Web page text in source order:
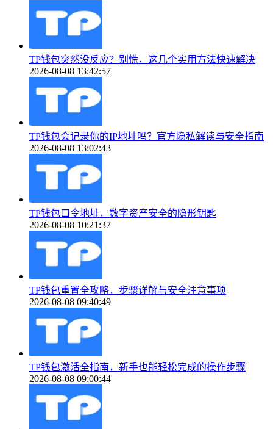
TP钱包突然没反应？别慌，这几个实用方法快速解决
2026-08-08 13:42:57
TP钱包会记录你的IP地址吗？官方隐私解读与安全指南
2026-08-08 13:02:43
TP钱包口令地址，数字资产安全的隐形钥匙
2026-08-08 10:21:37
TP钱包重置全攻略，步骤详解与安全注意事项
2026-08-08 09:40:49
TP钱包激活全指南，新手也能轻松完成的操作步骤
2026-08-08 09:00:44